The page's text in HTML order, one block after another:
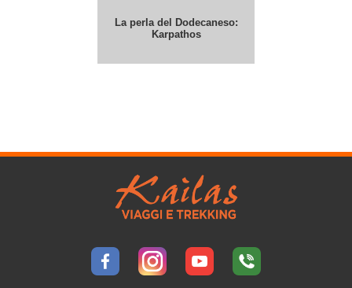
La perla del Dodecaneso:
Karpathos